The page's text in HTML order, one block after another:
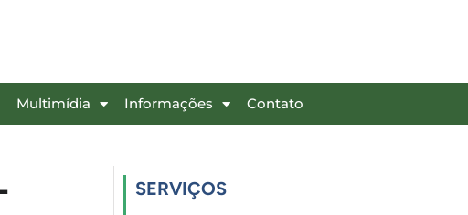
Multimídia Informações Contato
SERVIÇOS